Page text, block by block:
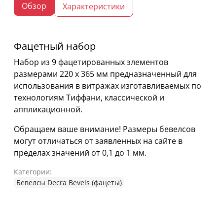
Обзор Характеристики
Фацетный набор
Набор из 9 фацетированных элементов
размерами 220 х 365 мм предназначенный для
использования в витражах изготавливаемых по
технологиям Тиффани, классической и
аппликационной.
Обращаем ваше внимание! Размеры бевелсов
могут отличаться от заявленных на сайте в
пределах значений от 0,1 до 1 мм.
Категории:
Бевелсы Decra Bevels (фацеты)